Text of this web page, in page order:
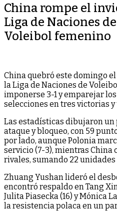
China rompe el
Liga de Naciones de
Voleibol femenino
China quebró este domingo
la Liga de Naciones de
imponerse 3-1 y emparejar
selecciones en tres victorias y
Las estadísticas dibujaron
ataque y bloqueo, con 59
por lado, aunque Polonia
servicio (7-3), mientras
rivales, sumando 22 unidades
Zhuang Yushan lideró el
encontró respaldo en Tang
Julita Piasecka (16) y Mónica
la resistencia polaca en un